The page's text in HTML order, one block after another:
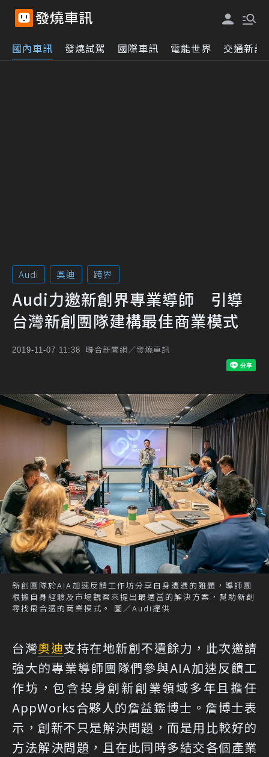
國內車訊 發燒試駕 國際車訊 電能世界 交通新訊
Audi 奧迪 跨界
Audi力邀新創界專業導師 引導
台灣新創團隊建構最佳商業模式
2019-11-07 11:38 聯合新聞網／發燒車訊
新創團隊於AIA加速反饋工作坊分享自身遭遇的難題，導師團
根據自身經驗及市場觀察來提出最適當的解決方案，幫助新創
尋找最合適的商業模式。 圖／Audi提供
台灣奧迪支持在地新創不遺餘力，此次邀請
強大的專業導師團隊們參與AIA加速反饋工
作坊，包含投身創新創業領域多年且擔任
AppWorks合夥人的詹益鑑博士。詹博士表
示，創新不只是解決問題，而是用比較好的
方法解決問題，且在此同時多結交各個產業